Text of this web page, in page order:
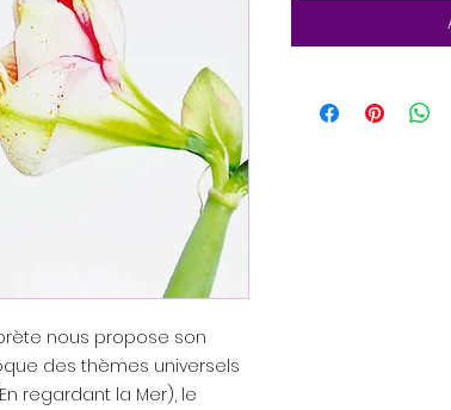
nous propose son
des thèmes universels
regardant la Mer), le